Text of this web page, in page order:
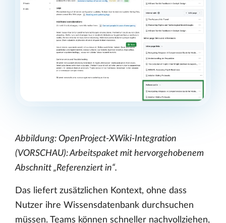
Abbildung: OpenProject-XWiki-Integration
(VORSCHAU): Arbeitspaket mit hervorgehobenem
Abschnitt „Referenziert in“.
Das liefert zusätzlichen Kontext, ohne dass
Nutzer ihre Wissensdatenbank durchsuchen
müssen. Teams können schneller nachvollziehen,